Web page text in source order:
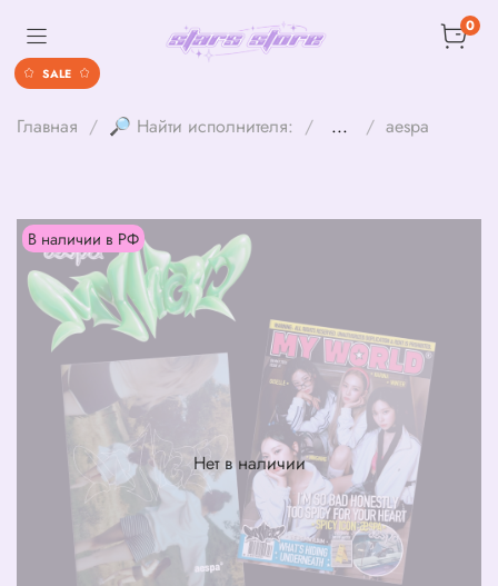
0
Главная 🔎 Найти исполнителя: ... aespa
Нет в наличии
В наличии в РФ